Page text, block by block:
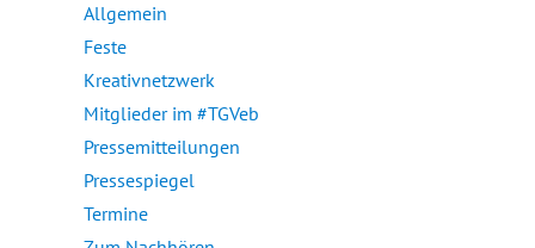
Allgemein
Feste
Kreativnetzwerk
Mitglieder im #TGVeb
Pressemitteilungen
Pressespiegel
Termine